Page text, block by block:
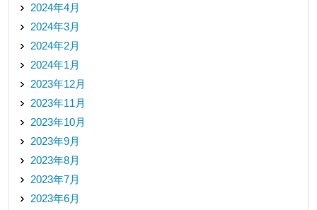
2024年4月
2024年3月
2024年2月
2024年1月
2023年12月
2023年11月
2023年10月
2023年9月
2023年8月
2023年7月
2023年6月